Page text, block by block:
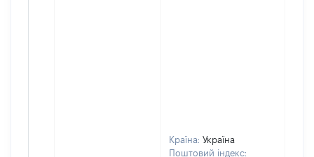
Країна: Україна
Поштовий індекс: